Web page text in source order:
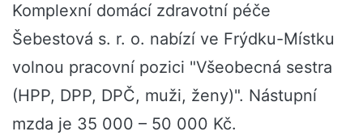
Komplexní domácí zdravotní péče
Šebestová s. r. o. nabízí ve Frýdku-Místku
volnou pracovní pozici "Všeobecná sestra
(HPP, DPP, DPČ, muži, ženy)". Nástupní
mzda je 35 000 – 50 000 Kč.